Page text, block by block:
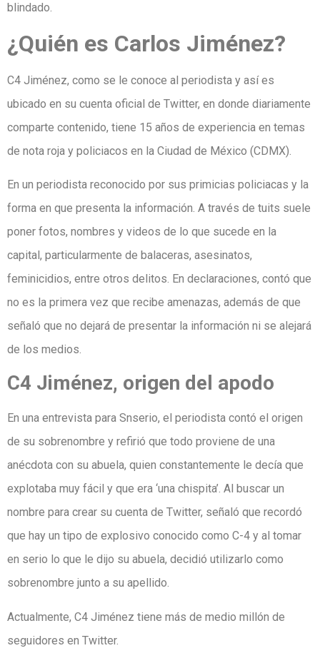
blindado.
¿Quién es Carlos Jiménez?
C4 Jiménez, como se le conoce al periodista y así es
ubicado en su cuenta oficial de Twitter, en donde diariamente
comparte contenido, tiene 15 años de experiencia en temas
de nota roja y policiacos en la Ciudad de México (CDMX).
En un periodista reconocido por sus primicias policiacas y la
forma en que presenta la información. A través de tuits suele
poner fotos, nombres y videos de lo que sucede en la
capital, particularmente de balaceras, asesinatos,
feminicidios, entre otros delitos. En declaraciones, contó que
no es la primera vez que recibe amenazas, además de que
señaló que no dejará de presentar la información ni se alejará
de los medios.
C4 Jiménez, origen del apodo
En una entrevista para Snserio, el periodista contó el origen
de su sobrenombre y refirió que todo proviene de una
anécdota con su abuela, quien constantemente le decía que
explotaba muy fácil y que era ‘una chispita’. Al buscar un
nombre para crear su cuenta de Twitter, señaló que recordó
que hay un tipo de explosivo conocido como C-4 y al tomar
en serio lo que le dijo su abuela, decidió utilizarlo como
sobrenombre junto a su apellido.
Actualmente, C4 Jiménez tiene más de medio millón de
seguidores en Twitter.